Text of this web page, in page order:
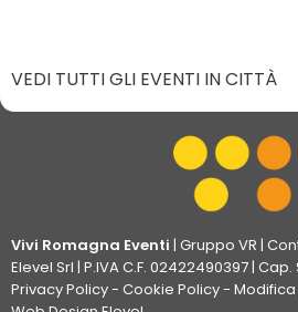
VEDI TUTTI GLI EVENTI IN CITTÀ
Vivi Romagna Eventi | Gruppo VR |
Elevel Srl | P.IVA C.F. 02422490397 |
Privacy Policy- Cookie Policy-